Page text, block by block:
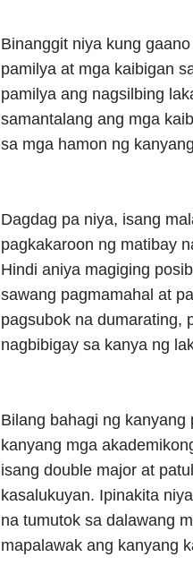
Binanggit niya kung
pamilya at mga kaibigan
pamilya ang nagsilbing
samantalang ang mga
sa mga hamon ng
Dagdag pa niya, isang
pagkakaroon ng matibay
Hindi aniya magiging
sawang pagmamahal at
pagsubok na dumarating,
nagbibigay sa kanya ng
Bilang bahagi ng
kanyang mga
isang double major at
kasalukuyan. Ipinakita
na tumutok sa dalawang
mapalawak ang kanyang